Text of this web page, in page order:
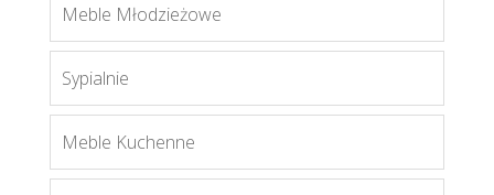
Meble Młodzieżowe
Sypialnie
Meble Kuchenne